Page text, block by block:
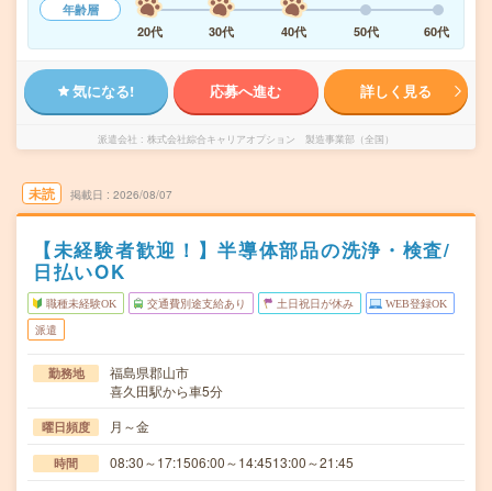
年齢層
20代
30代 40代 50代 60代
気になる! 応募へ進む 詳しく見る
派遣会社 株式会社綜合キャリアオプション 製造事業部（全国）
未読 掲載日 2026/08/07
【未経験者歓迎！】半導体部品の洗浄・検査/
日払いOK
職種未経験OK 交通費別途支給あり 土日祝日が休み WEB登録OK
派遣
勤務地
福島県郡山市
喜久田駅から車5分
曜日頻度 月～金
時間 08:30～17:1506:00～14:4513:00～21:45